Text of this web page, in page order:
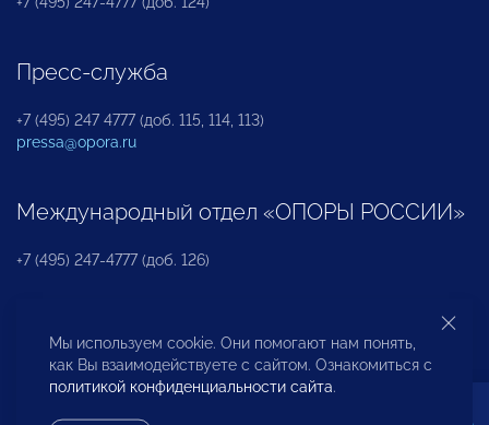
Пресс-служба
+7 (495) 247 4777 (доб. 115, 114, 113)
pressa@opora.ru
Международный отдел «ОПОРЫ РОССИИ»
+7 (495) 247-4777 (доб. 126)
Бюро по защите прав предпринимателей и
инвесторов
Мы используем cookie. Они помогают нам понять,
как Вы взаимодействуете с сайтом. Ознакомиться с
политикой конфиденциальности сайта.